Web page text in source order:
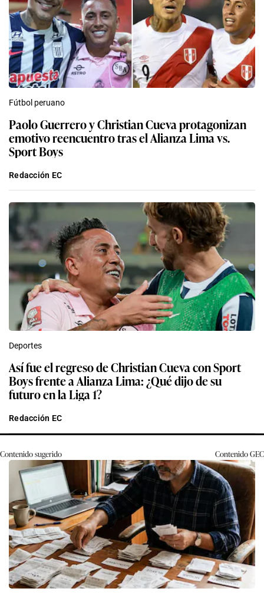
Fútbol peruano
Paolo Guerrero y Christian Cueva protagonizan
emotivo reencuentro tras el Alianza Lima vs.
Sport Boys
Redacción EC
Deportes
Así fue el regreso de Christian Cueva con Sport
Boys frente a Alianza Lima: ¿Qué dijo de su
futuro en la Liga 1?
Redacción EC
Contenido sugerido ContenidoGEC